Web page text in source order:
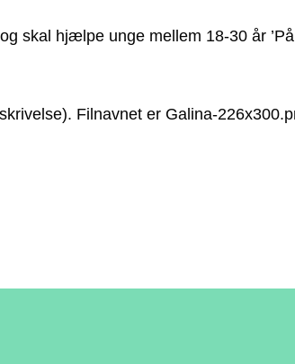
skal hjælpe unge mellem 18-30 år